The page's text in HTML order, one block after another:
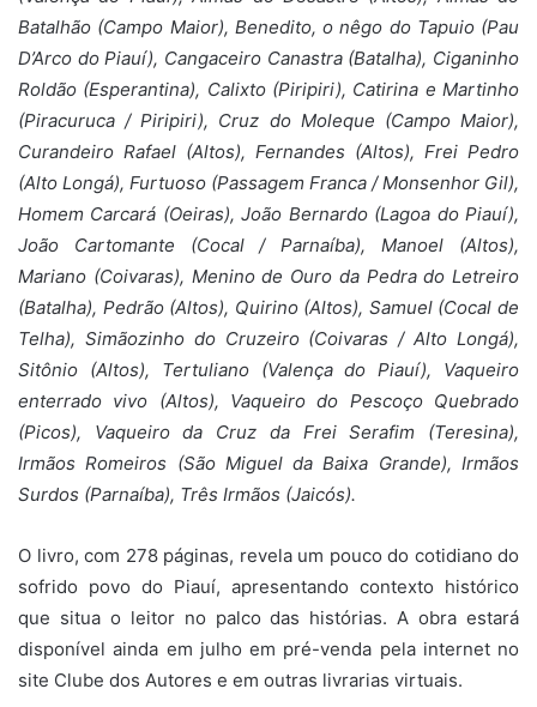
Batalhão (Campo Maior), Benedito, o nêgo do Tapuio (Pau
D’Arco do Piauí), Cangaceiro Canastra (Batalha), Ciganinho
Roldão (Esperantina), Calixto (Piripiri), Catirina e Martinho
(Piracuruca / Piripiri), Cruz do Moleque (Campo Maior),
Curandeiro Rafael (Altos), Fernandes (Altos), Frei Pedro
(Alto Longá), Furtuoso (Passagem Franca / Monsenhor Gil),
Homem Carcará (Oeiras), João Bernardo (Lagoa do Piauí),
João Cartomante (Cocal / Parnaíba), Manoel (Altos),
Mariano (Coivaras), Menino de Ouro da Pedra do Letreiro
(Batalha), Pedrão (Altos), Quirino (Altos), Samuel (Cocal de
Telha), Simãozinho do Cruzeiro (Coivaras / Alto Longá),
Sitônio (Altos), Tertuliano (Valença do Piauí), Vaqueiro
enterrado vivo (Altos), Vaqueiro do Pescoço Quebrado
(Picos), Vaqueiro da Cruz da Frei Serafim (Teresina),
Irmãos Romeiros (São Miguel da Baixa Grande), Irmãos
Surdos (Parnaíba), Três Irmãos (Jaicós).
O livro, com 278 páginas, revela um pouco do cotidiano do
sofrido povo do Piauí, apresentando contexto histórico
que situa o leitor no palco das histórias. A obra estará
disponível ainda em julho em pré-venda pela internet no
site Clube dos Autores e em outras livrarias virtuais.